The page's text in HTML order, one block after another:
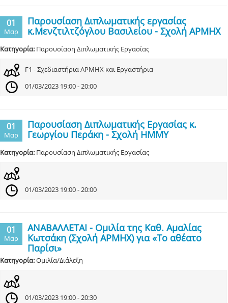
01
Μαρ
Παρουσίαση Διπλωματικής εργασίας
κ.Μενζτιλτζόγλου Βασιλείου - Σχολή ΑΡΜΗΧ
Κατηγορία: Παρουσίαση Διπλωματικής Εργασίας
Γ1 - Σχεδιαστήρια ΑΡΜΗΧ και Εργαστήρια
01/03/2023 19:00 - 20:00
01
Μαρ
Παρουσίαση Διπλωματικής Εργασίας κ.
Γεωργίου Περάκη - Σχολή ΗΜΜΥ
Κατηγορία: Παρουσίαση Διπλωματικής Εργασίας
01/03/2023 19:00 - 20:00
01
Μαρ
ΑΝΑΒΑΛΛΕΤΑΙ - Ομιλία της Καθ. Αμαλίας
Κωτσάκη (Σχολή ΑΡΜΗΧ) για «Το αθέατο
Παρίσι»
Κατηγορία:Ομιλία/Διάλεξη
01/03/2023 19:00 - 20:30